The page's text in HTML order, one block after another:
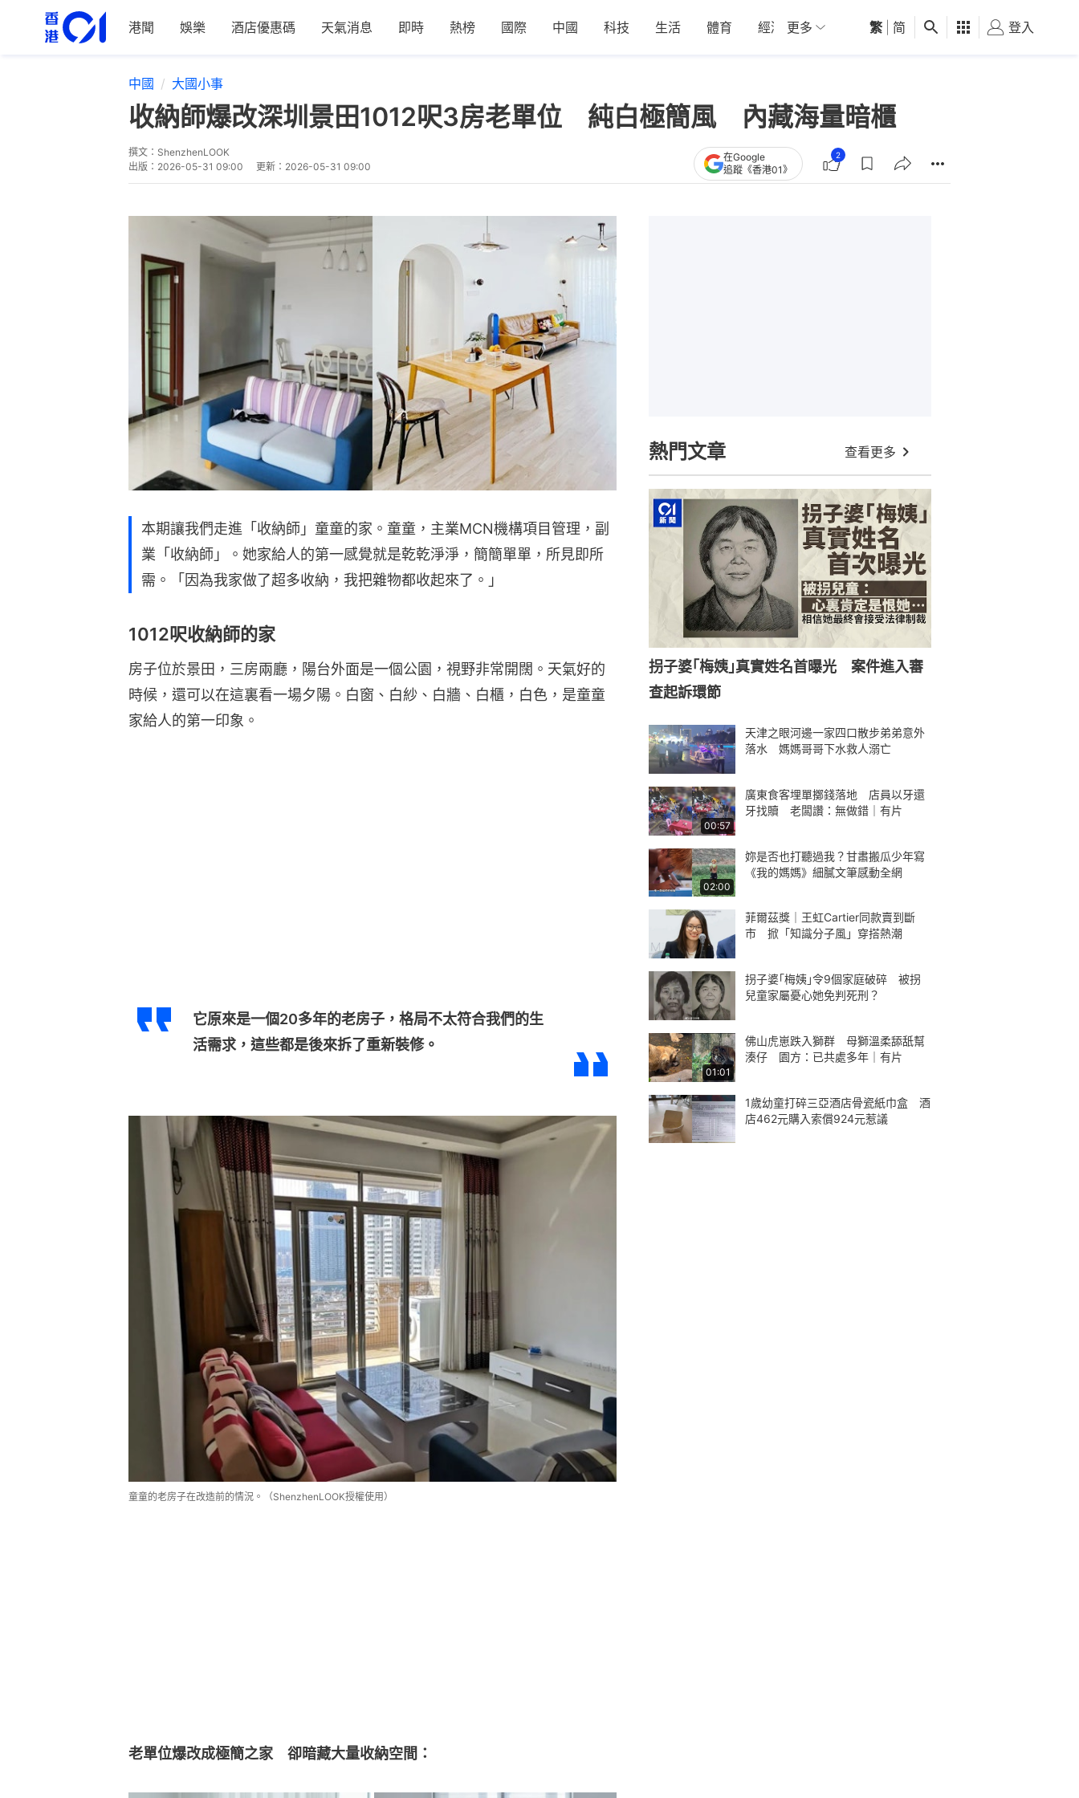
港聞 娛樂 酒店優惠碼 天氣消息 即時 熱榜 國際 中國 科技 生活 體育 經濟 01深圳 觀點 健康 好食玩飛
更多 繁 简 登入
中國 大國小事
收納師爆改深圳景田1012呎3房老單位 純白極簡風 內藏海量暗櫃
撰文： ShenzhenLOOK
出版： 2026-05-31 09:00 更新： 2026-05-31 09:00
在Google
追蹤《香港01》
2
本期讓我們走進「收納師」童童的家。童童，主業MCN機構項目管理，副
業「收納師」。她家給人的第一感覺就是乾乾淨淨，簡簡單單，所見即所
需。「因為我家做了超多收納，我把雜物都收起來了。」
1012呎收納師的家
房子位於景田，三房兩廳，陽台外面是一個公園，視野非常開闊。天氣好的
時候，還可以在這裏看一場夕陽。白窗、白紗、白牆、白櫃，白色，是童童
家給人的第一印象。
它原來是一個20多年的老房子，格局不太符合我們的生
活需求，這些都是後來拆了重新裝修。
童童的老房子在改造前的情況。（ShenzhenLOOK授權使用）
老單位爆改成極簡之家　卻暗藏大量收納空間：
熱門文章 查看更多
拐子婆｢梅姨｣真實姓名首曝光 案件進入審
查起訴環節
天津之眼河邊一家四口散步弟弟意外
落水 媽媽哥哥下水救人溺亡
00:57
廣東食客埋單擲錢落地 店員以牙還
牙找贖 老闆讚：無做錯｜有片
02:00
妳是否也打聽過我？甘肅搬瓜少年寫
《我的媽媽》細膩文筆感動全網
菲爾茲獎｜王虹Cartier同款賣到斷
市 掀「知識分子風」穿搭熱潮
拐子婆｢梅姨｣令9個家庭破碎 被拐
兒童家屬憂心她免判死刑？
01:01
佛山虎崽跌入獅群 母獅溫柔舔舐幫
湊仔 園方：已共處多年｜有片
1歲幼童打碎三亞酒店骨瓷紙巾盒 酒
店462元購入索償924元惹議